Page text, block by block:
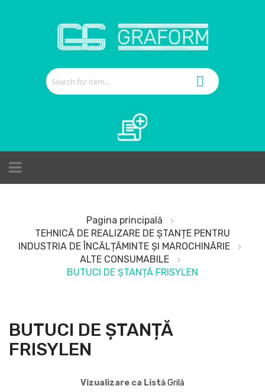
Cerere de ofertă
Pagina principală
TEHNICĂ DE REALIZARE DE ȘTANȚE PENTRU
INDUSTRIA DE ÎNCĂLȚĂMINTE ȘI MAROCHINĂRIE
ALTE CONSUMABILE
BUTUCI DE ȘTANȚĂ FRISYLEN
BUTUCI DE ȘTANȚĂ
FRISYLEN
Vizualizare ca ListăGrilă